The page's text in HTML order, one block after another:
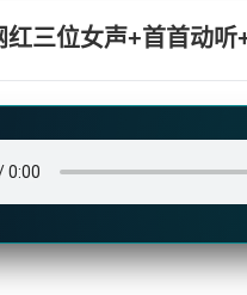
红三位女声+首首动